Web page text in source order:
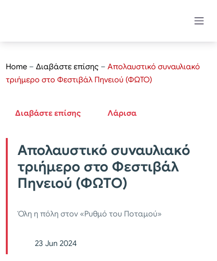
Home – Διαβάστε επίσης – Απολαυστικό συναυλιακό
τριήμερο στο Φεστιβάλ Πηνειού (ΦΩΤΟ)
Διαβάστε επίσης Λάρισα
Απολαυστικό συναυλιακό
τριήμερο στο Φεστιβάλ
Πηνειού (ΦΩΤΟ)
Όλη η πόλη στον «Ρυθμό του Ποταμού»
23 Jun 2024